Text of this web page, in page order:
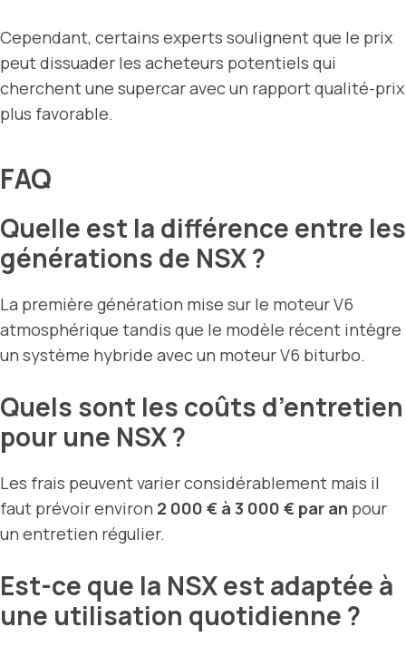
Cependant, certains experts soulignent que le prix
peut dissuader les acheteurs potentiels qui
cherchent une supercar avec un rapport qualité-prix
plus favorable.
FAQ
Quelle est la différence entre les
générations de NSX ?
La première génération mise sur le moteur V6
atmosphérique tandis que le modèle récent intègre
un système hybride avec un moteur V6 biturbo.
Quels sont les coûts d’entretien
pour une NSX ?
Les frais peuvent varier considérablement mais il
faut prévoir environ 2 000 € à 3 000 € par an pour
un entretien régulier.
Est-ce que la NSX est adaptée à
une utilisation quotidienne ?